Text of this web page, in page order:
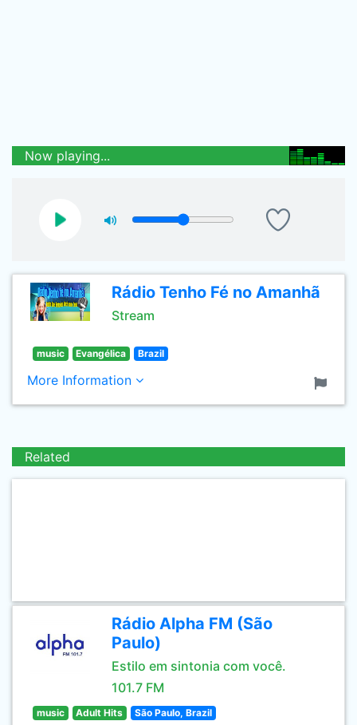
Now playing...
Rádio Tenho Fé no Amanhã
Stream
music Evangélica Brazil
More Information
Related
Rádio Alpha FM (São
Paulo)
Estilo em sintonia com você.
101.7 FM
music Adult Hits São Paulo, Brazil